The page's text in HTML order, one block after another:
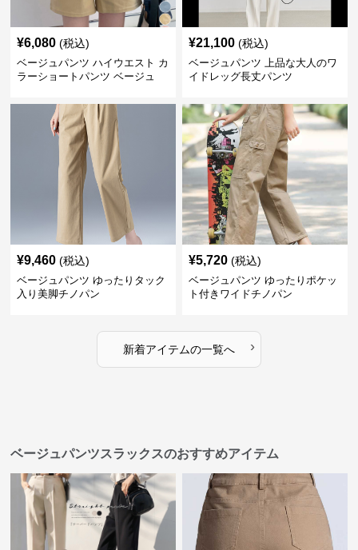
¥6,080 (税込)
ベージュパンツ ハイウエスト カ
ラーショートパンツ ベージュ
¥21,100 (税込)
ベージュパンツ 上品な大人のワ
イドレッグ長丈パンツ
¥9,460 (税込)
ベージュパンツ ゆったりタック
入り美脚チノパン
¥5,720 (税込)
ベージュパンツ ゆったりポケッ
ト付きワイドチノパン
新着アイテムの一覧へ ›
ベージュパンツスラックスのおすすめアイテム